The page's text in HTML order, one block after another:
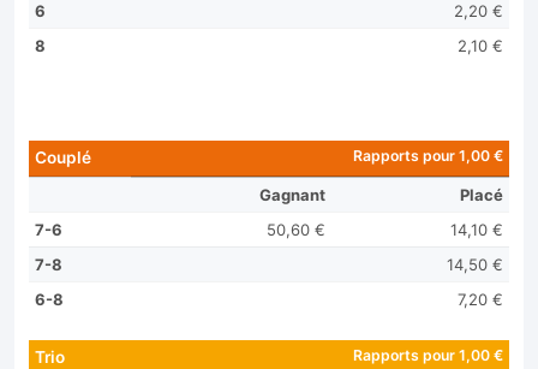
6
2,20 €
8
2,10 €
Couplé Rapports pour 1,00 €
Gagnant
Placé
7-6
50,60 €
14,10 €
7-8
14,50 €
6-8
7,20 €
Trio Rapports pour 1,00 €